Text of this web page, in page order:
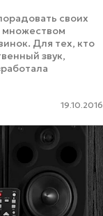
своих
множеством
Для тех, кто
звук,
и модных
19.10.2016